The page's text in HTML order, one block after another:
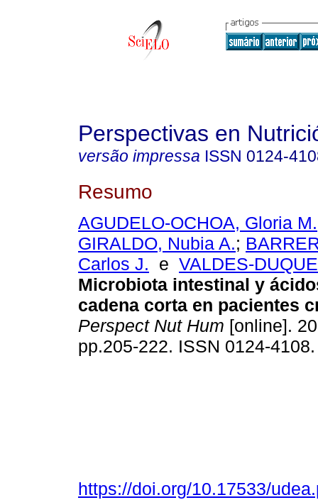
Perspectivas en
versão impressa ISSN 0124-
Resumo
AGUDELO-OCHOA, Gloria M.
GIRALDO, Nubia A.;
Carlos J. e VALDES-
Microbiota intestinal y
cadena corta en pacientes
Perspect Nut Hum [online].
pp.205-222. ISSN 0124-
https://doi.org/10.17533/